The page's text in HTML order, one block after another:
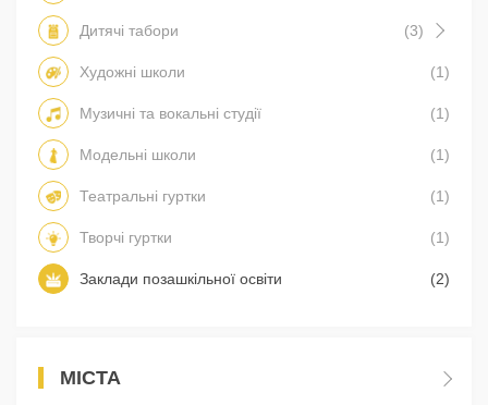
Дитячі табори (3)
Художні школи (1)
Музичні та вокальні студії (1)
Модельні школи (1)
Театральні гуртки (1)
Творчі гуртки (1)
Заклади позашкільної освіти (2)
МІСТА